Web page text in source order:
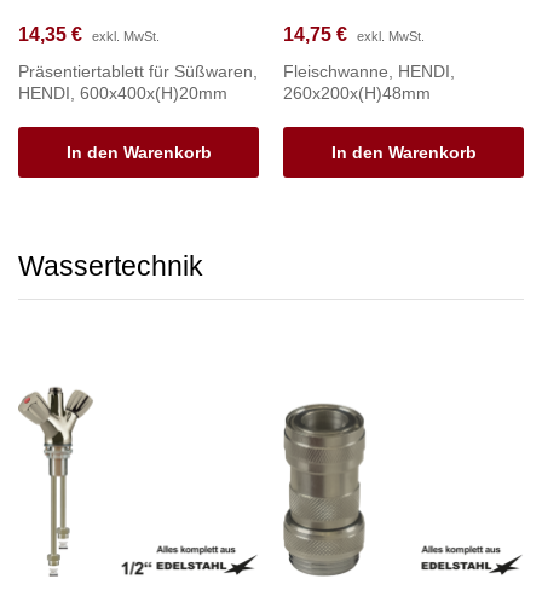
14,35 € exkl. MwSt.
Präsentiertablett für Süßwaren,
HENDI, 600x400x(H)20mm
In den Warenkorb
14,75 € exkl. MwSt.
Fleischwanne, HENDI,
260x200x(H)48mm
In den Warenkorb
Wassertechnik